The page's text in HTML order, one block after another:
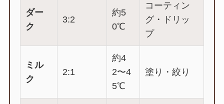
ダー
ク
3:2
約5
0℃
コーティン
グ・ドリッ
プ
ミル
ク
2:1
約4
2〜4
5℃
塗り・絞り